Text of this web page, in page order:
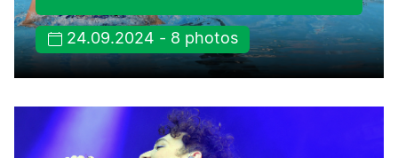
24.09.2024 - 8 photos